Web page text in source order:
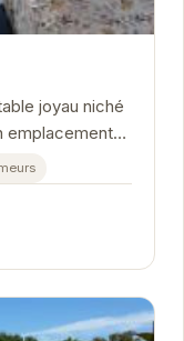
joyau niché
emplacement